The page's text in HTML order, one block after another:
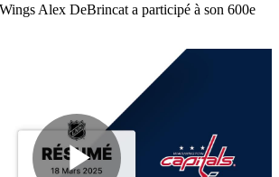
Alex DeBrincat a participé à son 600e